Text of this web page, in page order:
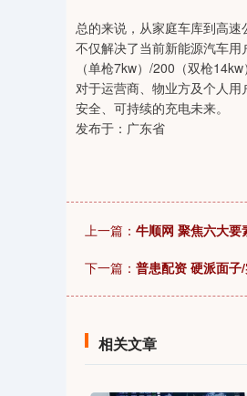
总的来说，从家庭车库到高
不仅解决了当前新能源汽车
（单枪7kw）/200（双枪
对于运营商、物业方及个人用
安全、可持续的充电未来。
发布于：广东省
上一篇： 牛顺网 聚焦六大要
下一篇： 普患配资 硬派面
相关文章